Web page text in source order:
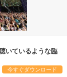
いているような臨
今すぐダウンロード